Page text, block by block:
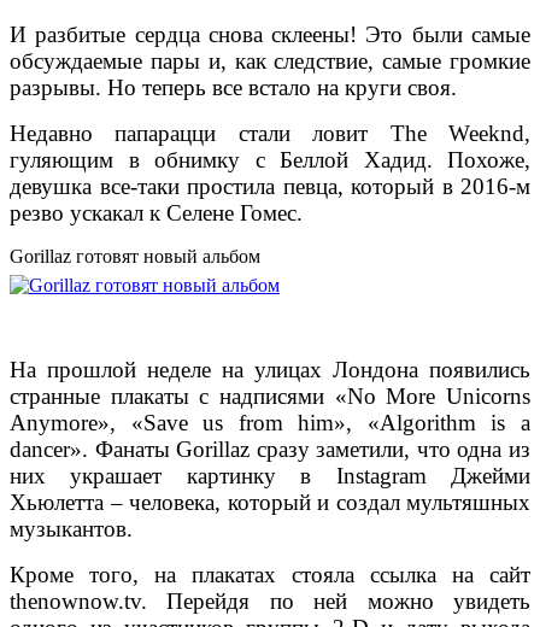
И разбитые сердца снова склеены! Это были самые
обсуждаемые пары и, как следствие, самые громкие
разрывы. Но теперь все встало на круги своя.
Недавно папарацци стали ловит The Weeknd,
гуляющим в обнимку с Беллой Хадид. Похоже,
девушка все-таки простила певца, который в 2016-м
резво ускакал к Селене Гомес.
Gorillaz готовят новый альбом
На прошлой неделе на улицах Лондона появились
странные плакаты с надписями «No More Unicorns
Anymore», «Save us from him», «Algorithm is a
dancer». Фанаты Gorillaz сразу заметили, что одна из
них украшает картинку в Instagram Джейми
Хьюлетта – человека, который и создал мультяшных
музыкантов.
Кроме того, на плакатах стояла ссылка на сайт
thenownow.tv. Перейдя по ней можно увидеть